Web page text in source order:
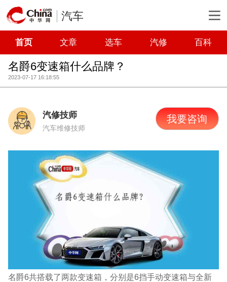
汽车
首页 文章 选车 汽修 百科
名爵6变速箱什么品牌？
2023-07-17 16:18:55
汽修技师
汽车维修技师
我要咨询
名爵6共搭载了两款变速箱，分别是6挡手动变速箱与全新